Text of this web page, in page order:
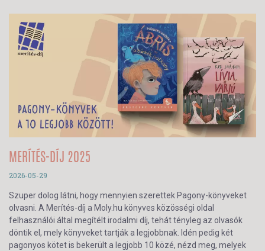
MERÍTÉS-DÍJ 2025
2026-05-29
Szuper dolog látni, hogy mennyien szerettek Pagony-könyveket
olvasni. A Merítés-díj a Moly.hu könyves közösségi oldal
felhasználói által megítélt irodalmi díj, tehát tényleg az olvasók
döntik el, mely könyveket tartják a legjobbnak. Idén pedig két
pagonyos kötet is bekerült a legjobb 10 közé, nézd meg, melyek